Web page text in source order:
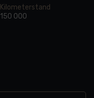
Kilometerstand
150 000